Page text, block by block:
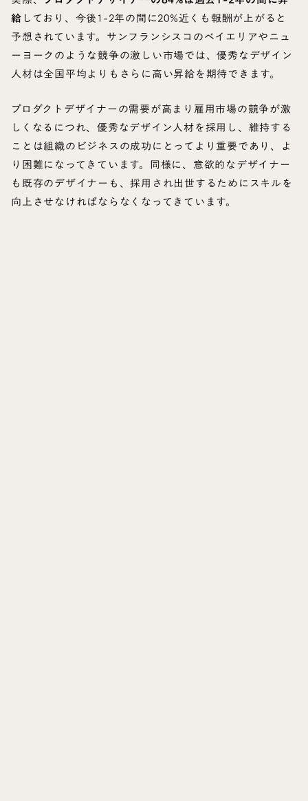
給しており、今後1-2年の間に20%近くも報酬が上がると
予想されています。サンフランシスコのベイエリアやニュ
ーヨークのような競争の激しい市場では、優秀なデザイン
人材は全国平均よりもさらに高い昇給を期待できます。
プロダクトデザイナーの需要が高まり雇用市場の競争が激
しくなるにつれ、優秀なデザイン人材を採用し、維持する
ことは組織のビジネスの成功にとってより重要であり、よ
り困難になってきています。同様に、意欲的なデザイナー
も既存のデザイナーも、採用され出世するためにスキルを
向上させなければならなくなってきています。